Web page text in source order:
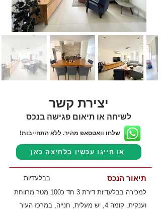
יצירת קשר
לשיחה או תיאום פגישה בנכס
שלחו וואטסאפ מהיר. ללא התחייבות!
או חייגו עכשיו בלחיצה כאן
בבלעדיות תיאור הנכס
למכירה בבלעדיות דירת 3 חד כ100 מטר מרווחת
וענקית. קומה 4, יש מעלית, חנייה, במרכז העיר